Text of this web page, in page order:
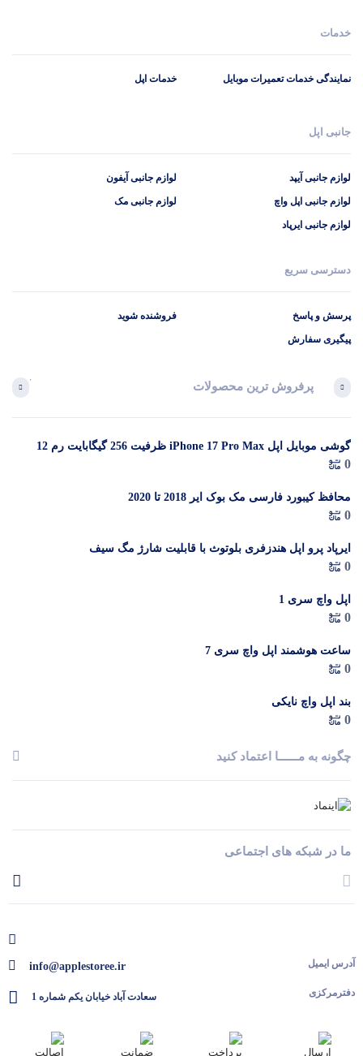
خدمات
نمایندگی خدمات تعمیرات موبایل خدمات اپل
جانبی اپل
لوازم جانبی آیپد
لوازم جانبی اپل واچ
لوازم جانبی ایرپاد
لوازم جانبی آیفون
لوازم جانبی مک
دسترسی سریع
پرسش و پاسخ
پیگیری سفارش
فروشنده شوید
پرفروش ترین محصولات
گوشی موبایل اپل iPhone 17 Pro Max ظرفیت 256 گیگابایت رم 12
گیگابایت (ZAA) – Not Active رجیستر شده
0
محافظ کیبورد فارسی مک بوک ایر 2018 تا 2020
0
ایرپاد پرو اپل هندزفری بلوتوث با قابلیت شارژ مگ سیف
0
اپل واچ سری 1
0
ساعت هوشمند اپل واچ سری 7
0
بند اپل واچ نایکی
0
چگونه به مــــــا اعتماد کنید
ما در شبکه های اجتماعی
آدرس ایمیل
دفترمرکزی
info@applestoree.ir
سعادت آباد خیابان یکم شماره 1